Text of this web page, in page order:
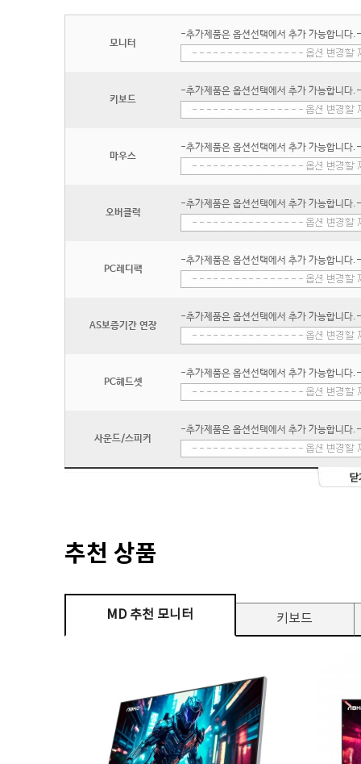
모니터
-추가제품은 옵션선택에서 추가 가능합니다.-
키보드
-추가제품은 옵션선택에서 추가 가능합니다.-
마우스
-추가제품은 옵션선택에서 추가 가능합니다.-
오버클럭
-추가제품은 옵션선택에서 추가 가능합니다.-
PC레디팩
-추가제품은 옵션선택에서 추가 가능합니다.-
AS보증기간 연장
-추가제품은 옵션선택에서 추가 가능합니다.-
PC헤드셋
-추가제품은 옵션선택에서 추가 가능합니다.-
사운드/스피커
-추가제품은 옵션선택에서 추가 가능합니다.-
추천 상품
MD 추천 모니터 키보드